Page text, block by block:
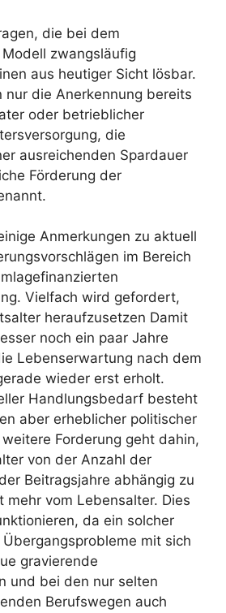
die bei dem
zwangsläufig
aus heutiger Sicht lösbar.
nur die Anerkennung bereits
oder betrieblicher
die
ausreichenden Spardauer
Förderung der
Anmerkungen zu aktuell
im Bereich
Vielfach wird gefordert,
heraufzusetzen Damit
noch ein paar Jahre
Lebenserwartung nach dem
wieder erst erholt.
Handlungsbedarf besteht
aber erheblicher politischer
Forderung geht dahin,
von der Anzahl der
Beitragsjahre abhängig zu
mehr vom Lebensalter. Dies
da ein solcher
mit sich
gravierende
und bei den nur selten
Berufswegen auch